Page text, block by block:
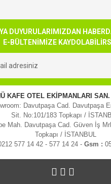
Yorum Yaz
tarafımıza iletebilirsiniz.
önerileriniz için teşekkür ederiz.
resmi kalitesiz, bozuk veya
açıklamasında eksik bilgiler bulunuyor.
bilgilerinde hatalar bulunuyor.
fiyatı diğer sitelerden daha pahalı.
benzer farklı alternatifler olmalı.
DUYURULARIMIZDAN
E-BÜLTENİMİZE
KAFE OTEL EKİPMANLARI
Davutpaşa Cad. Davutpaşa
Sit. No:101/183 Topkapı /
Mah. Davutpaşa Cad. Güven İş
Topkapı / İSTANBUL
577 14 42 - 577 14 24 - Gsm :